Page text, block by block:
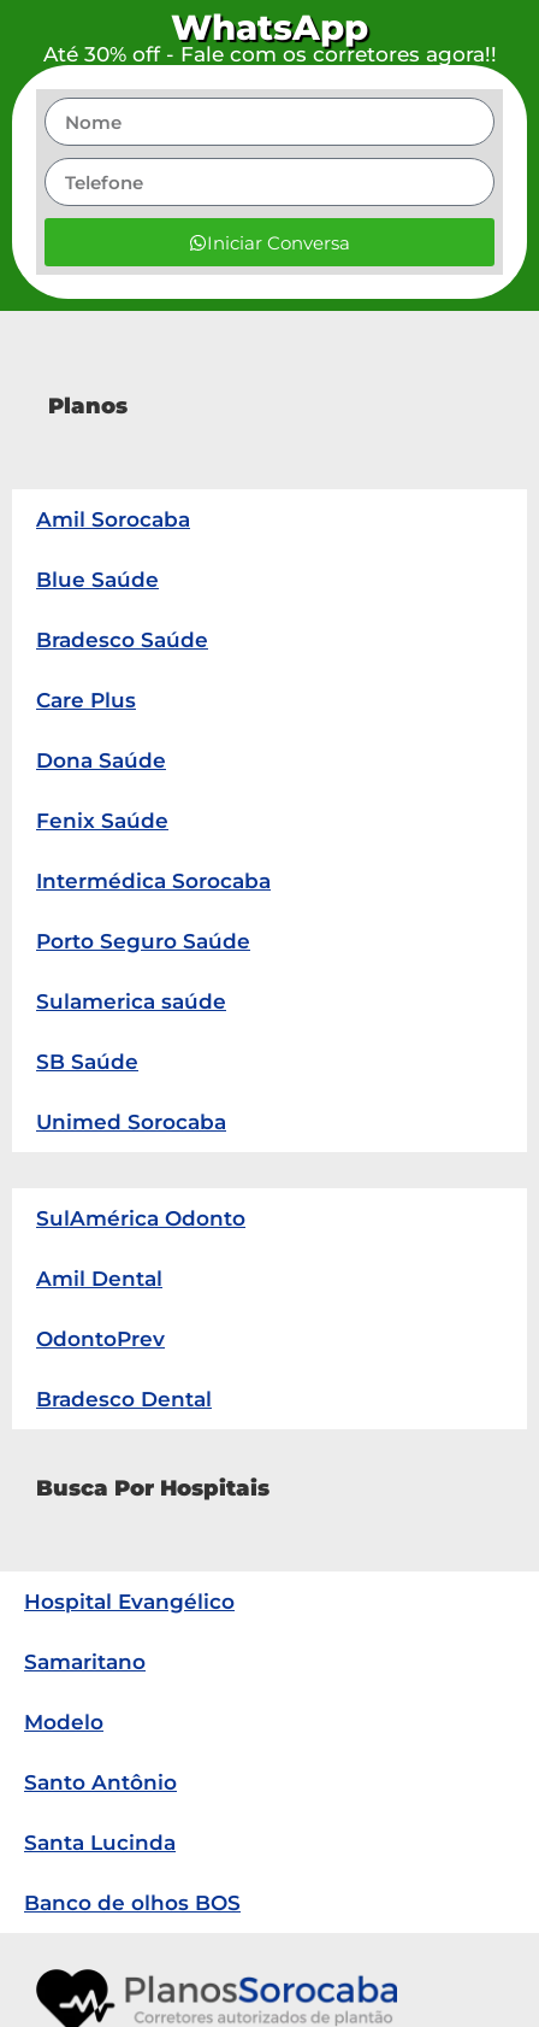
WhatsApp
Até 30% off - Fale com os corretores agora!!
Iniciar Conversa
Planos
Amil Sorocaba
Blue Saúde
Bradesco Saúde
Care Plus
Dona Saúde
Fenix Saúde
Intermédica Sorocaba
Porto Seguro Saúde
Sulamerica saúde
SB Saúde
Unimed Sorocaba
SulAmérica Odonto
Amil Dental
OdontoPrev
Bradesco Dental
Busca Por Hospitais
Hospital Evangélico
Samaritano
Modelo
Santo Antônio
Santa Lucinda
Banco de olhos BOS